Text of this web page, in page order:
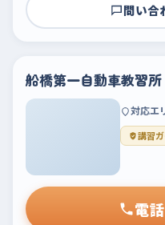
問い合
船橋第一自動車教習所
対応エ
講習
電